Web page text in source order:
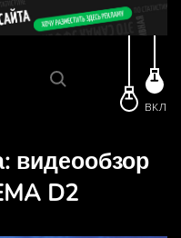
ВКЛ
видеообзор
D2